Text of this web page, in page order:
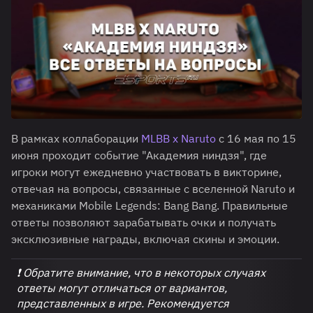
В рамках коллаборации MLBB x Naruto с 16 мая по 15
июня проходит событие "Академия ниндзя", где
игроки могут ежедневно участвовать в викторине,
отвечая на вопросы, связанные с вселенной Naruto и
механиками Mobile Legends: Bang Bang. Правильные
ответы позволяют зарабатывать очки и получать
эксклюзивные награды, включая скины и эмоции.
❗ Обратите внимание, что в некоторых случаях
ответы могут отличаться от вариантов,
представленных в игре. Рекомендуется